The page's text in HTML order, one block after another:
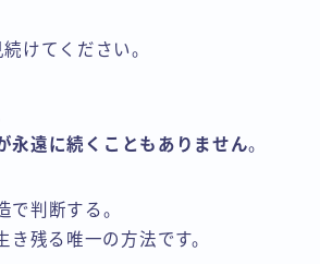
けてください。
永遠に続くこともありません。
で判断する。
き残る唯一の方法です。